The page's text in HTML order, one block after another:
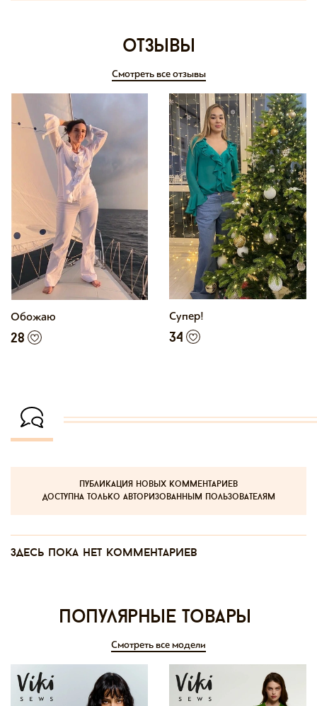
отзывы
Смотреть все отзывы
Обожаю
28
Супер!
34
публикация новых комментариев
доступна только авторизованным пользователям
Здесь пока нет комментариев
Популярные товары
Смотреть все модели